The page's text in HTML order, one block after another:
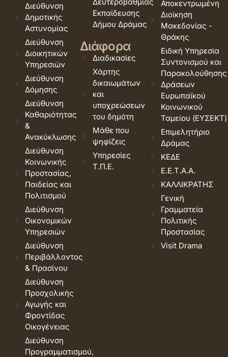
Διεύθυνση
Δημοτικής
Αστυνομίας
Διεύθυνση
Διοικητικών
Υπηρεσιών
Διεύθυνση
Δόμησης
Διεύθυνση
Καθαριότητας
&
Ανακύκλωσης
Διεύθυνση
Κοινωνικής
Προστασίας,
Παιδείας και
Πολιτισμού
Διεύθυνση
Οικονομικών
Υπηρεσιών
Διεύθυνση
Περιβάλλοντος
& Πρασίνου
Διεύθυνση
Προσχολικής
Αγωγής και
Φροντίδας
Οικογένειας
Διεύθυνση
Προγραμματισμού,
Εκπαίδευσης
Δήμου Δράμας
Διάφορα
Διαδικασίες
Χάρτης
δικαιωμάτων
και
υποχρεώσεων
του δημότη
Μάθε που
ψηφίζεις
Υπηρεσίες
Τ.Π.Ε.
Αποκεντρωμένη
Διοίκηση
Μακεδονίας -
Θράκης
Ειδική Υπηρεσία
Συντονισμού και
Παρακολούθησης
Δράσεων
Ευρωπαϊκού
Κοινωνικού
Ταμείου (ΕΥΣΕΚΤ)
Επιμελητήριο
Δράμας
ΚΕΔΕ
Ε.Ε.Τ.Α.Α.
ΚΑΛΛΙΚΡΑΤΗΣ
Γενική
Γραμματεία
Πολιτικής
Προστασίας
Visit Drama